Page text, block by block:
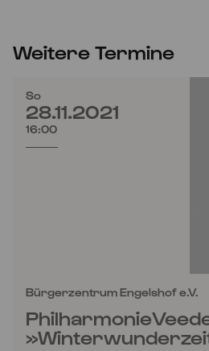
Weitere Termine
So
28.11.2021
16:00
Bürgerzentrum Engelshof e.V.